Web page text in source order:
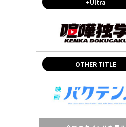
OTHER TITLE